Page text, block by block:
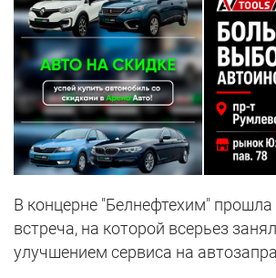
В концерне "Белнефтехим"
встреча, на которой всерьез
улучшением сервиса на